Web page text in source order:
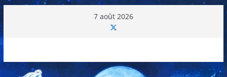
au
contenu
7 août 2026